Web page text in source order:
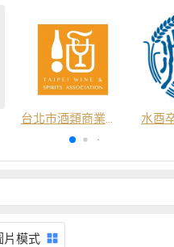
台北市酒類商業同業公會
片模式